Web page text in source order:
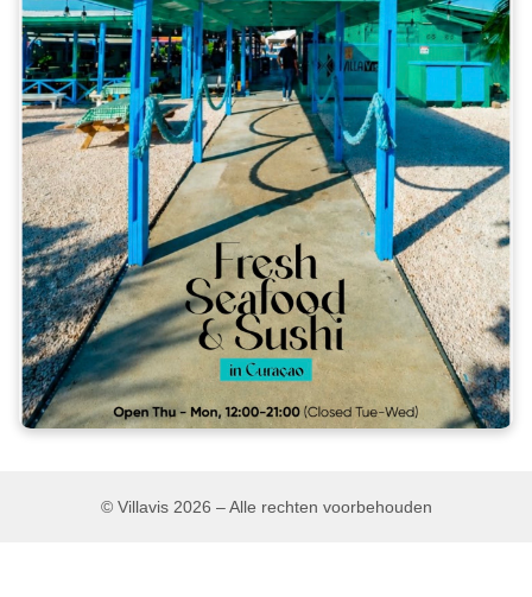
© Villavis 2026 – Alle rechten voorbehouden